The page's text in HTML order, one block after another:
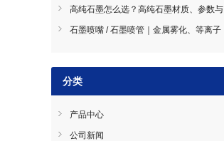
石墨模具选型指南
高纯石墨怎么选？高纯石墨材质、参数与
工况选型全指南
石墨喷嘴 / 石墨喷管｜金属雾化、等离子
分类
产品中心
公司新闻